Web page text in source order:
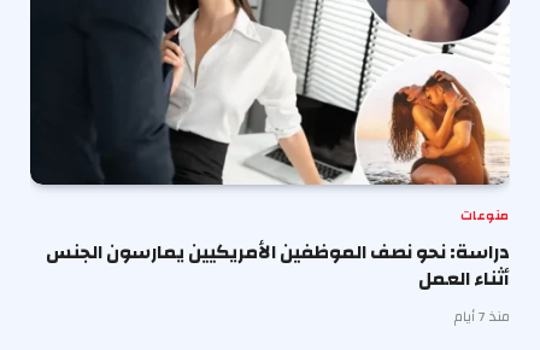
منوعات
دراسة: نحو نصف الموظفين الأمريكيين يمارسون الجنس
أثناء العمل
منذ 7 أيام